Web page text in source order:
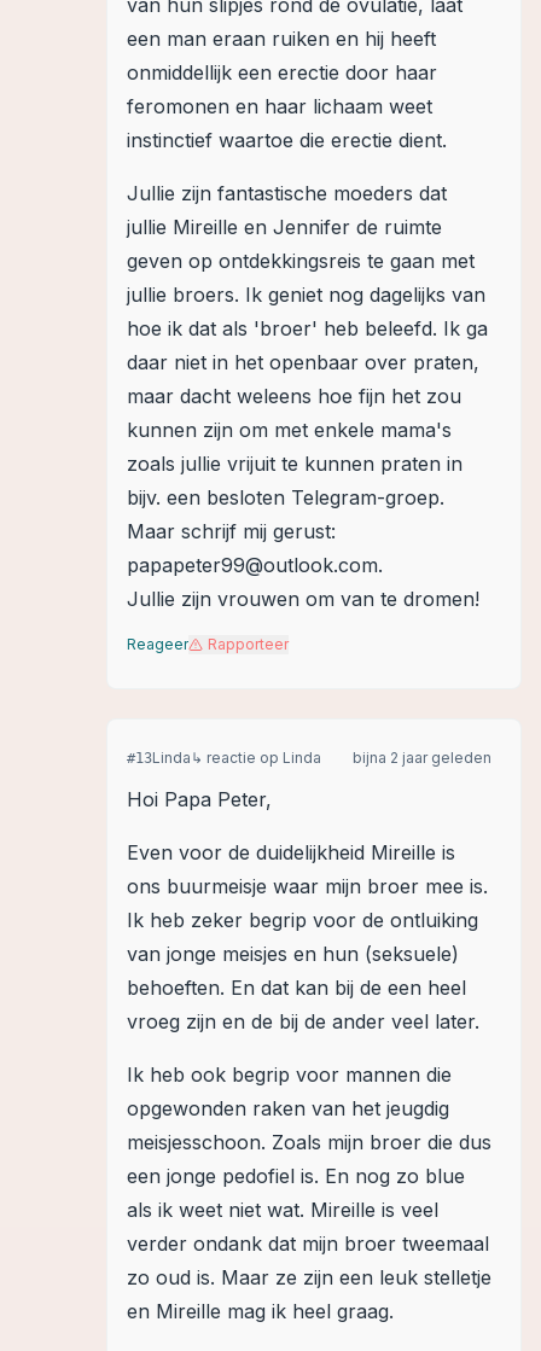
van hun slipjes rond de ovulatie, laat
een man eraan ruiken en hij heeft
onmiddellijk een erectie door haar
feromonen en haar lichaam weet
instinctief waartoe die erectie dient.
Jullie zijn fantastische moeders dat
jullie Mireille en Jennifer de ruimte
geven op ontdekkingsreis te gaan met
jullie broers. Ik geniet nog dagelijks van
hoe ik dat als 'broer' heb beleefd. Ik ga
daar niet in het openbaar over praten,
maar dacht weleens hoe fijn het zou
kunnen zijn om met enkele mama's
zoals jullie vrijuit te kunnen praten in
bijv. een besloten Telegram-groep.
Maar schrijf mij gerust:
papapeter99@outlook.com.
Jullie zijn vrouwen om van te dromen!
Reageer Rapporteer
#13Linda ↳ reactie op Linda bijna 2 jaar geleden
Hoi Papa Peter,
Even voor de duidelijkheid Mireille is
ons buurmeisje waar mijn broer mee is.
Ik heb zeker begrip voor de ontluiking
van jonge meisjes en hun (seksuele)
behoeften. En dat kan bij de een heel
vroeg zijn en de bij de ander veel later.
Ik heb ook begrip voor mannen die
opgewonden raken van het jeugdig
meisjesschoon. Zoals mijn broer die dus
een jonge pedofiel is. En nog zo blue
als ik weet niet wat. Mireille is veel
verder ondank dat mijn broer tweemaal
zo oud is. Maar ze zijn een leuk stelletje
en Mireille mag ik heel graag.